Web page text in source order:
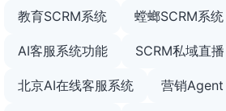
教育SCRM系统 螳螂SCRM系统
AI客服系统功能 SCRM私域直播
北京AI在线客服系统 营销Agent